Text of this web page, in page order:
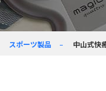
事業紹介
会社パンフレット
スポーツ製品 中山式快